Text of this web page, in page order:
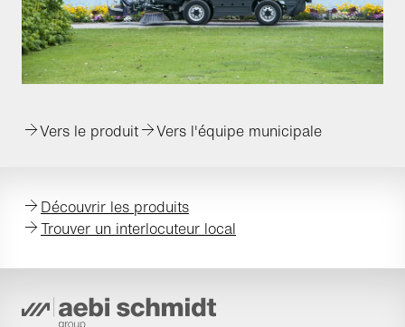
Vers le produit Vers l'équipe municipale
Découvrir les produits
Trouver un interlocuteur local